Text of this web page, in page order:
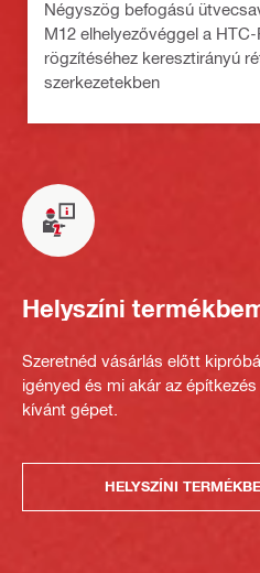
Négyszög befogású
M12 elhelyezővéggel a
rögzítéséhez keresztirányú
szerkezetekben
Helyszíni
Szeretnéd vásárlás előtt
igényed és mi akár az
kívánt gépet.
HELYSZÍNI